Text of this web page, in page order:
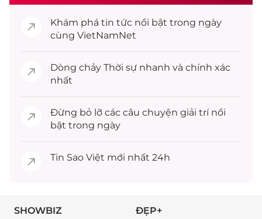
Khám phá tin tức nổi bật trong ngày
cùng VietNamNet
Dòng chảy Thời sự nhanh và chính xác
nhất
Đừng bỏ lỡ các câu chuyện giải trínổi
bật trong ngày
Tin Sao Việt mới nhất 24h
SHOWBIZ ĐẸP+